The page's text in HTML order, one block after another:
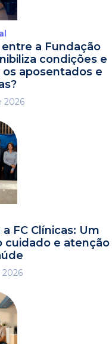
a Fundação
condições e
aposentados e
2026
FC Clínicas: Um
cuidado e atenção